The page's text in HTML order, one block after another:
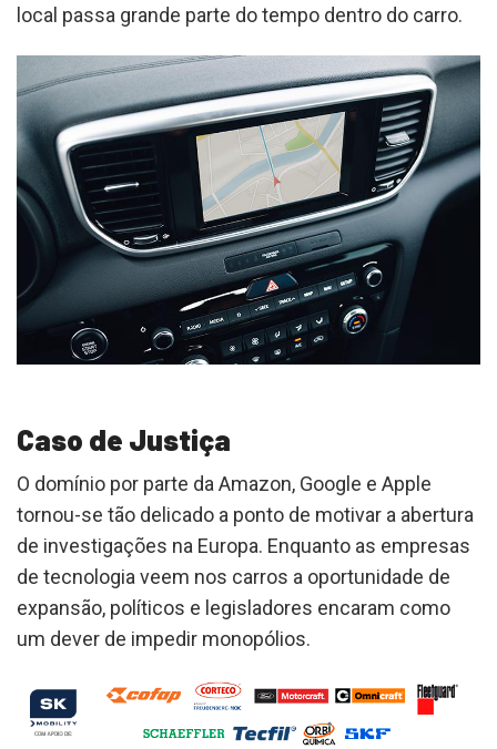
local passa grande parte do tempo dentro do carro.
Caso de Justiça
O domínio por parte da Amazon, Google e Apple
tornou-se tão delicado a ponto de motivar a abertura
de investigações na Europa. Enquanto as empresas
de tecnologia veem nos carros a oportunidade de
expansão, políticos e legisladores encaram como
um dever de impedir monopólios.